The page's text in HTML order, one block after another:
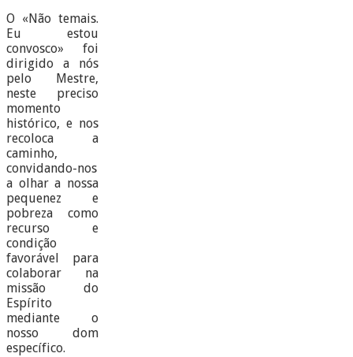
O «Não temais.
Eu estou
convosco» foi
dirigido a nós
pelo Mestre,
neste preciso
momento
histórico, e nos
recoloca a
caminho,
convidando-nos
a olhar a nossa
pequenez e
pobreza como
recurso e
condição
favorável para
colaborar na
missão do
Espírito
mediante o
nosso dom
específico.